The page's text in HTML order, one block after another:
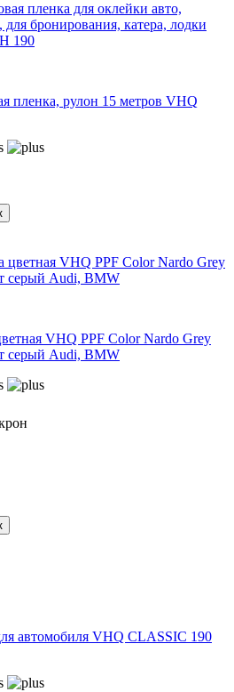
пленка, рулон 15 метров VHQ
VHQ PPF Color Nardo Grey
серый Audi, BMW
автомобиля VHQ CLASSIC 190